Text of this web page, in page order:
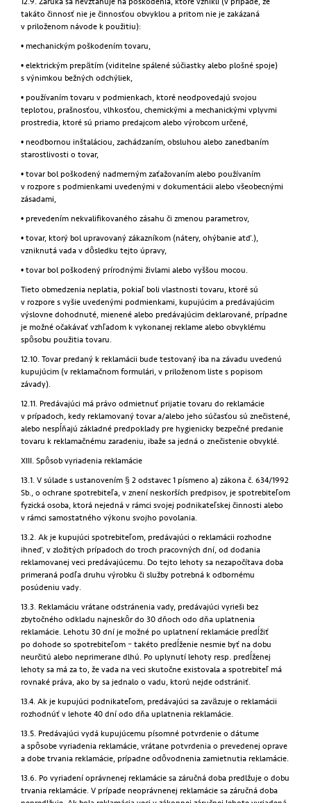
takáto činnosť nie je činnosťou obvyklou a pritom nie je zakázaná
v priloženom návode k použitiu):
• mechanickým poškodením tovaru,
• elektrickým prepätím (viditelne spálené súčiastky alebo plošné spoje)
s výnimkou bežných odchýliek,
• používaním tovaru v podmienkach, ktoré neodpovedajú svojou
teplotou, prašnosťou, vlhkosťou, chemickými a mechanickými vplyvmi
prostredia, ktoré sú priamo predajcom alebo výrobcom určené,
• neodbornou inštaláciou, zachádzaním, obsluhou alebo zanedbaním
starostlivosti o tovar,
• tovar bol poškodený nadmerným zaťažovaním alebo používaním
v rozpore s podmienkami uvedenými v dokumentácii alebo všeobecnými
zásadami,
• prevedením nekvalifikovaného zásahu či zmenou parametrov,
• tovar, ktorý bol upravovaný zákazníkom (nátery, ohýbanie atď.),
vzniknutá vada v dôsledku tejto úpravy,
• tovar bol poškodený prírodnými živlami alebo vyššou mocou.
Tieto obmedzenia neplatia, pokiaľ boli vlastnosti tovaru, ktoré sú
v rozpore s vyšie uvedenými podmienkami, kupujúcim a predávajúcim
výslovne dohodnuté, mienené alebo predávajúcim deklarované, prípadne
je možné očakávať vzhľadom k vykonanej reklame alebo obvyklému
spôsobu použitia tovaru.
12.10. Tovar predaný k reklamácii bude testovaný iba na závadu uvedenú
kupujúcim (v reklamačnom formulári, v priloženom liste s popisom
závady).
12.11. Predávajúci má právo odmietnuť prijatie tovaru do reklamácie
v prípadoch, kedy reklamovaný tovar a/alebo jeho súčasťou sú znečistené,
alebo nespĺňajú základné predpoklady pre hygienicky bezpečné predanie
tovaru k reklamačnému zaradeniu, ibaže sa jedná o znečistenie obvyklé.
XIII. Spôsob vyriadenia reklamácie
13.1. V súlade s ustanovením § 2 odstavec 1 písmeno a) zákona č. 634/1992
Sb., o ochrane spotrebiteľa, v znení neskorších predpisov, je spotrebiteľom
fyzická osoba, ktorá nejedná v rámci svojej podnikateľskej činnosti alebo
v rámci samostatného výkonu svojho povolania.
13.2. Ak je kupujúci spotrebiteľom, predávajúci o reklamácii rozhodne
ihneď, v zložitých prípadoch do troch pracovných dní, od dodania
reklamovanej veci predávajúcemu. Do tejto lehoty sa nezapočítava doba
primeraná podľa druhu výrobku či služby potrebná k odbornému
posúdeniu vady.
13.3. Reklamáciu vrátane odstránenia vady, predávajúci vyrieši bez
zbytočného odkladu najneskôr do 30 dňoch odo dňa uplatnenia
reklamácie. Lehotu 30 dní je možné po uplatnení reklamácie predĺžiť
po dohode so spotrebiteľom – takéto predĺženie nesmie byť na dobu
neurčitú alebo neprimerane dlhú. Po uplynutí lehoty resp. predĺženej
lehoty sa má za to, že vada na veci skutočne existovala a spotrebiteľ má
rovnaké práva, ako by sa jednalo o vadu, ktorú nejde odstrániť.
13.4. Ak je kupujúci podnikateľom, predávajúci sa zaväzuje o reklamácii
rozhodnúť v lehote 40 dní odo dňa uplatnenia reklamácie.
13.5. Predávajúci vydá kupujúcemu písomné potvrdenie o dátume
a spôsobe vyriadenia reklamácie, vrátane potvrdenia o prevedenej oprave
a dobe trvania reklamácie, prípadne odôvodnenia zamietnutia reklamácie.
13.6. Po vyriadení oprávnenej reklamácie sa záručná doba predlžuje o dobu
trvania reklamácie. V prípade neoprávnenej reklamácie sa záručná doba